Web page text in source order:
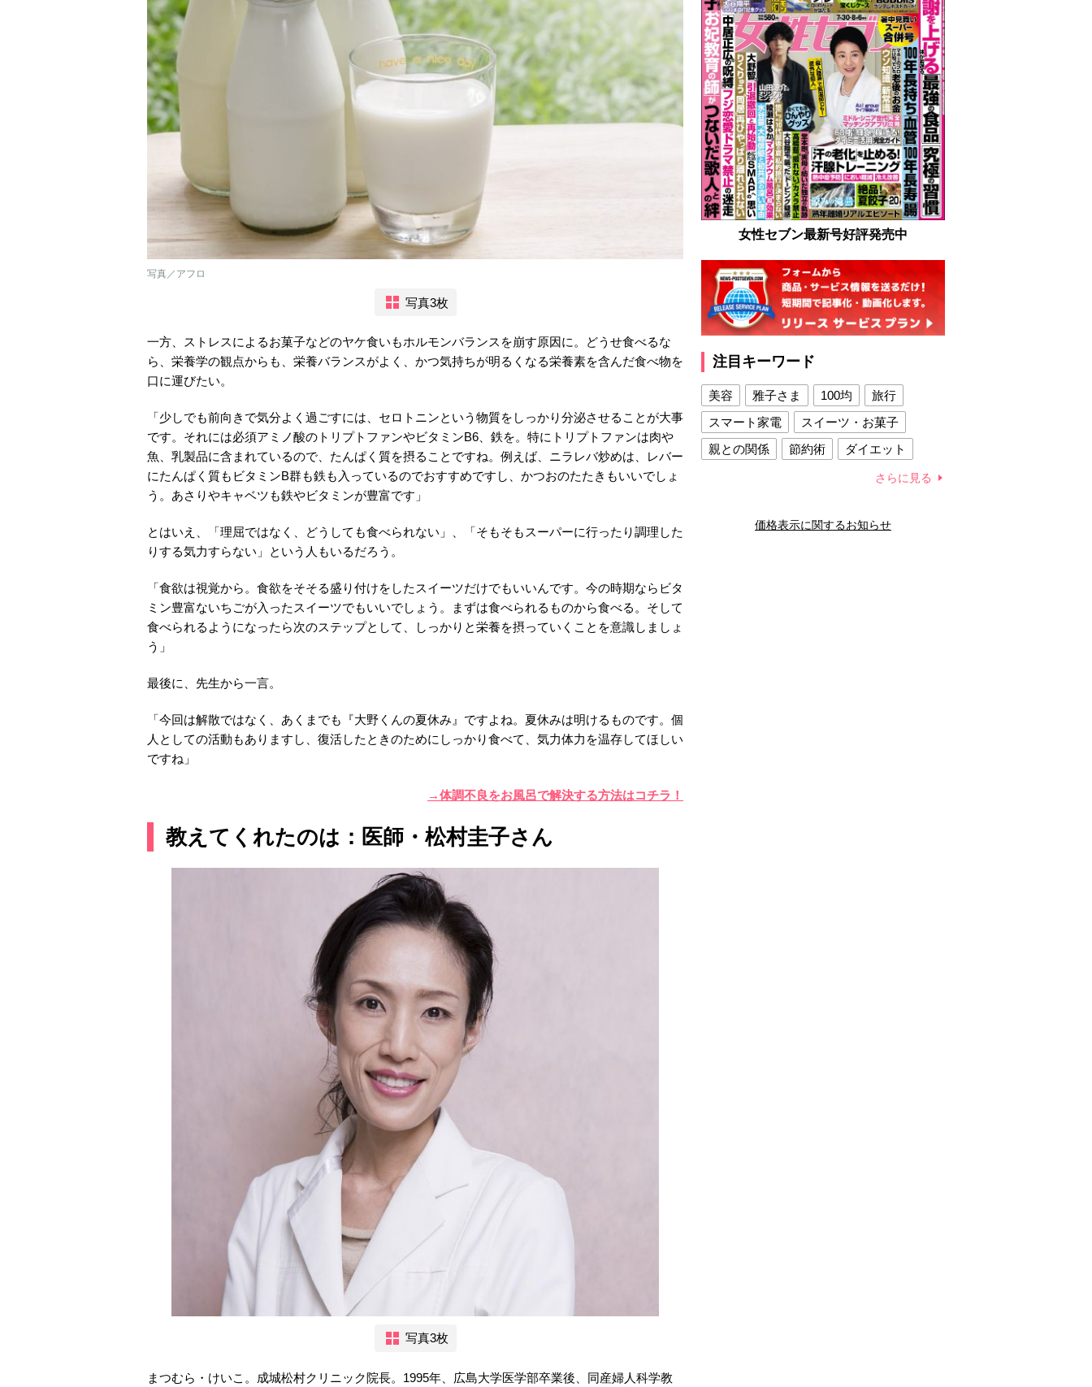
写真／アフロ
写真3枚
一方、ストレスによるお菓子などのヤケ食いもホルモンバランスを崩す原因に。どうせ食べるな
ら、栄養学の観点からも、栄養バランスがよく、かつ気持ちが明るくなる栄養素を含んだ食べ物を
口に運びたい。
「少しでも前向きで気分よく過ごすには、セロトニンという物質をしっかり分泌させることが大事
です。それには必須アミノ酸のトリプトファンやビタミンB6、鉄を。特にトリプトファンは肉や
魚、乳製品に含まれているので、たんぱく質を摂ることですね。例えば、ニラレバ炒めは、レバー
にたんぱく質もビタミンB群も鉄も入っているのでおすすめですし、かつおのたたきもいいでしょ
う。あさりやキャベツも鉄やビタミンが豊富です」
とはいえ、「理屈ではなく、どうしても食べられない」、「そもそもスーパーに行ったり調理した
りする気力すらない」という人もいるだろう。
「食欲は視覚から。食欲をそそる盛り付けをしたスイーツだけでもいいんです。今の時期ならビタ
ミン豊富ないちごが入ったスイーツでもいいでしょう。まずは食べられるものから食べる。そして
食べられるようになったら次のステップとして、しっかりと栄養を摂っていくことを意識しましょ
う」
最後に、先生から一言。
「今回は解散ではなく、あくまでも『大野くんの夏休み』ですよね。夏休みは明けるものです。個
人としての活動もありますし、復活したときのためにしっかり食べて、気力体力を温存してほしい
ですね」
→体調不良をお風呂で解決する方法はコチラ！
教えてくれたのは：医師・松村圭子さん
写真3枚
まつむら・けいこ。成城松村クリニック院長。1995年、広島大学医学部卒業後、同産婦人科学教
女性セブン最新号好評発売中
注目キーワード
美容 雅子さま 100均
旅行
スマート家電
スイーツ・お菓子
親との関係
節約術
ダイエット
夫との関係
新津春子 どか食い
さらに見る
価格表示に関するお知らせ